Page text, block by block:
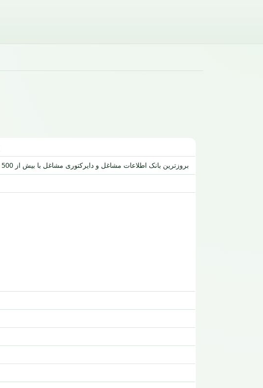
بروزترین بانک اطلاعات مشاغل و دایرکتوری مشاغل با بیش از 500 عنوان بانک شماره موبایل -بانک اطلاعات اصناف-شماره موبایل-بانک مشاغل